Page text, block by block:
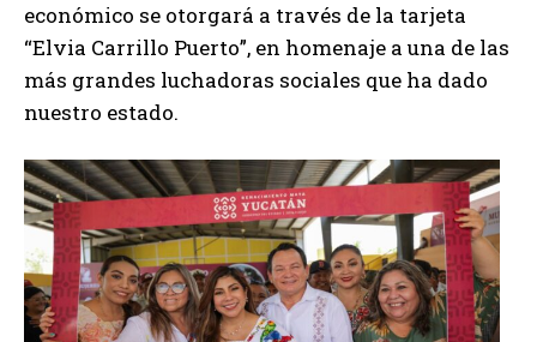
económico se otorgará a través de la tarjeta
“Elvia Carrillo Puerto”, en homenaje a una de las
más grandes luchadoras sociales que ha dado
nuestro estado.